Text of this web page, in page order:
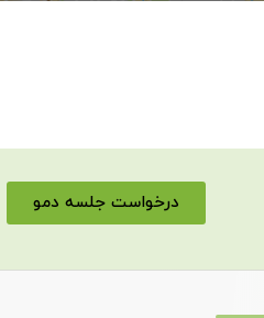
درخواست جلسه دمو